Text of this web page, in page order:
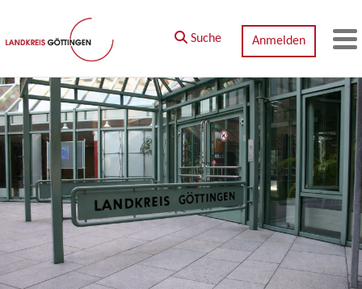
Zum Hauptinhalt springen
Suche Anmelden